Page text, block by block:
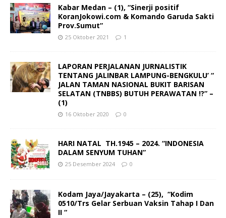
Kabar Medan – (1), “Sinerji positif
KoranJokowi.com & Komando Garuda Sakti
Prov.Sumut”
25 Oktober 2021 1
LAPORAN PERJALANAN JURNALISTIK
TENTANG JALINBAR LAMPUNG-BENGKULU’ “
JALAN TAMAN NASIONAL BUKIT BARISAN
SELATAN (TNBBS) BUTUH PERAWATAN !?” –
(1)
16 Oktober 2020 0
HARI NATAL TH.1945 – 2024. “INDONESIA
DALAM SENYUM TUHAN”
25 Desember 2024 0
Kodam Jaya/Jayakarta – (25), “Kodim
0510/Trs Gelar Serbuan Vaksin Tahap I Dan
II “